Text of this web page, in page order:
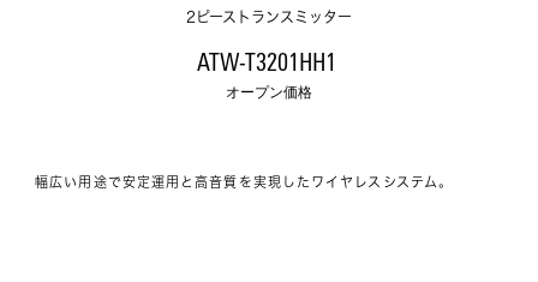
2ピーストランスミッター
ATW-T3201HH1
オープン価格
幅広い用途で安定運用と高音質を実現したワイヤレスシステム。